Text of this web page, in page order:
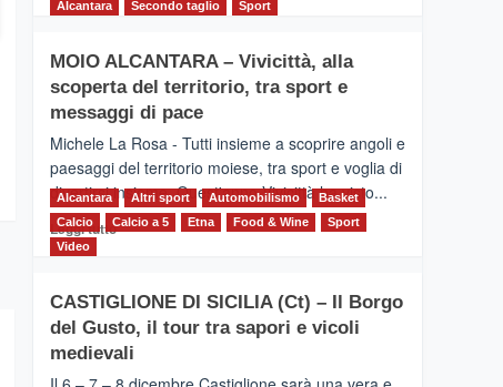
Torna
la
Supermaratona
Alcantara Secondo taglio Sport
MOIO ALCANTARA – Vivicittà, alla
scoperta del territorio, tra sport e
messaggi di pace
Michele La Rosa - Tutti insieme a scoprire angoli e
paesaggi del territorio moiese, tra sport e voglia di
divertirsi insieme. Quest'anno Vivicittà ha visto...
Leggi tuttoLeggi
MOIO
ALCANTARA
–
Alcantara Altri sport Automobilismo
Basket
Calcio
Calcio a 5 Etna Food & Wine
Sport
Video
CASTIGLIONE DI SICILIA (Ct) – Il Borgo
del Gusto, il tour tra sapori e vicoli
medievali